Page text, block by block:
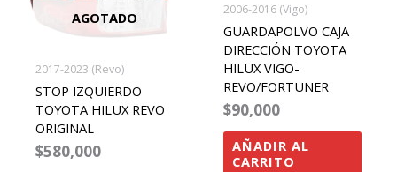
AGOTADO
2017-2023 (Revo)
STOP IZQUIERDO
TOYOTA HILUX REVO
ORIGINAL
$580,000
2006-2016 (Vigo)
GUARDAPOLVO CAJA
DIRECCIÓN TOYOTA
HILUX VIGO-
REVO/FORTUNER
$90,000
AÑADIR AL
CARRITO